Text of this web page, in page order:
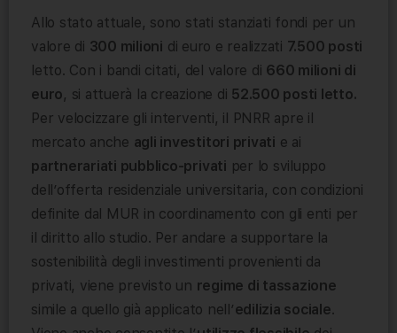
Allo stato attuale, sono stati stanziati fondi per un
valore di 300 milioni di euro e realizzati 7.500 posti
letto. Con i bandi citati, del valore di 660 milioni di
euro, si attuerà la creazione di 52.500 posti letto.
Per velocizzare gli interventi, il PNRR apre il
mercato anche agli investitori privati e ai
partnerariati pubblico-privati per lo sviluppo
dell’offerta residenziale universitaria, con condizioni
definite dal MUR in coordinamento con gli enti per
il diritto allo studio. Per andare a supportare la
sostenibilità degli investimenti provenienti da
privati, viene previsto un regime di tassazione
simile a quello già applicato nell’edilizia sociale.